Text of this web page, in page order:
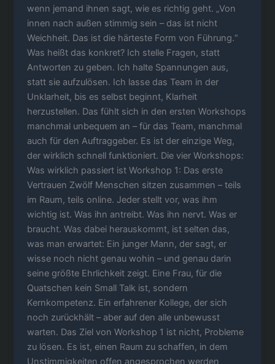
wenn jemand ihnen sagt, wie es richtig geht. „Von
innen nach außen stimmig sein – das ist nicht
Weichheit. Das ist die härteste Form von Führung.“
Was heißt das konkret? Ich stelle Fragen, statt
Antworten zu geben. Ich halte Spannungen aus,
statt sie aufzulösen. Ich lasse das Team in der
Unklarheit, bis es selbst beginnt, Klarheit
herzustellen. Das fühlt sich in den ersten Workshops
manchmal unbequem an – für das Team, manchmal
auch für den Auftraggeber. Es ist der einzige Weg,
der wirklich schnell funktioniert. Die vier Workshops:
Was wirklich passiert ist Workshop 1: Das erste
Vertrauen Zwölf Menschen sitzen zusammen – teils
im Raum, teils online. Jeder stellt vor, was ihm
wichtig ist. Was ihn antreibt. Was ihn nervt. Was er
braucht. Was dabei herauskommt, ist selten das,
was man erwartet: Ein junger Mann, der sagt, er
wisse noch nicht genau wohin – und genau darin
seine größte Ehrlichkeit zeigt. Eine Frau, für die
Quatschen kein Small Talk ist, sondern
Kernkompetenz. Ein erfahrener Kollege, der sich
noch zurückhält – aber auf den alle unbewusst
warten. Das Ziel von Workshop 1 ist nicht, Probleme
zu lösen. Es ist, einen Raum zu schaffen, in dem
Unstimmigkeiten offen angesprochen werden